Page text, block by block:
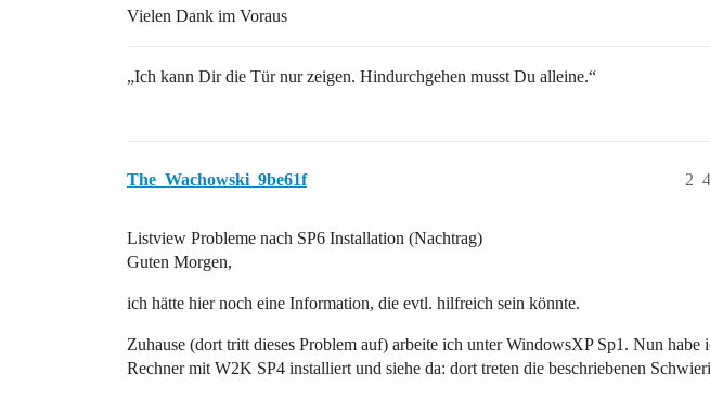
Vielen Dank im Voraus
„Ich kann Dir die Tür nur zeigen. Hindurchgehen musst Du alleine.“
The_Wachowski_9be61f 2
Listview Probleme nach SP6 Installation (Nachtrag)
Guten Morgen,
ich hätte hier noch eine Information, die evtl. hilfreich sein könnte.
Zuhause (dort tritt dieses Problem auf) arbeite ich unter WindowsXP Sp1. Nun habe
Rechner mit W2K SP4 installiert und siehe da: dort treten die beschriebenen